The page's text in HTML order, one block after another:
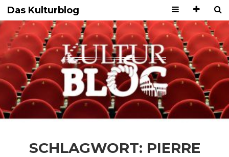
Das Kulturblog
SCHLAGWORT: PIERRE